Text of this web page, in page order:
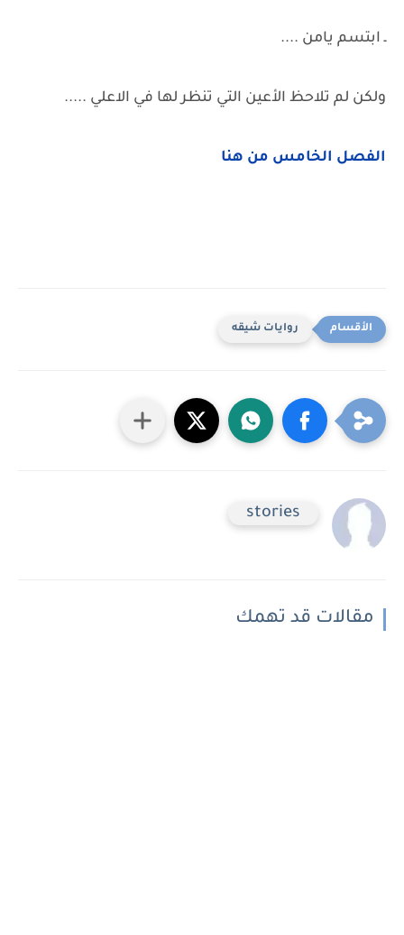
ـ ابتسم يامن ....
ولكن لم تلاحظ الأعين التي تنظر لها في الاعلي .....
الفصل الخامس من هنا
روايات شيقه
stories
مقالات قد تهمك